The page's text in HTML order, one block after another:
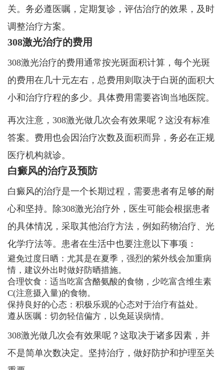
关。务必遵医嘱，定期复诊，评估治疗的效果，及时
调整治疗方案。
308激光治疗的费用
308激光治疗的费用通常按光斑面积计算，每个光斑
的费用在几十元左右，总费用则取决于白斑的面积大
小和治疗疗程的多少。具体费用需要咨询当地医院。
再次注意，308激光做几次会有效果呢？这没有标准
答案。费用也会因治疗次数及面积而异，务必在正规
医疗机构就诊。
白癜风的治疗及预防
白癜风的治疗是一个长期过程，需要患者有足够的耐
心和坚持。除308激光治疗外，医生可能会根据患者
的具体情况，采取其他治疗方法，例如药物治疗、光
化学疗法等。患者在生活中也要注意以下事项：
避免过度日晒：尤其是在夏季，强烈的紫外线会加重病
情，建议外出时做好防晒措施。
合理饮食：适当吃富含酪氨酸的食物，少吃富含维生素
C(注意摄入量)的食物。
保持良好的心态：积极乐观的心态对于治疗有益处。
遵从医嘱：切勿轻信偏方，以免延误病情。
308激光做几次会有效果呢？这取决于诸多因素，并
不是简单次数决定。坚持治疗，做好防护和护理至关